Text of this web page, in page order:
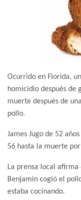
Ocurrido en Florida,
homicidio después de
muerte después de
pollo.
James Jugo de 52
56 hasta la muerte
La prensa local afirma
Benjamin cogió el
estaba cocinando.